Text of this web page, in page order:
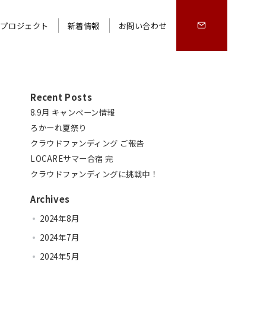
プロジェクト 新着情報 お問い合わせ
Recent Posts
8.9月 キャンペーン情報
ろかーれ夏祭り
クラウドファンディング ご報告
LOCAREサマー合宿 完
クラウドファンディングに挑戦中！
Archives
2024年8月
2024年7月
2024年5月